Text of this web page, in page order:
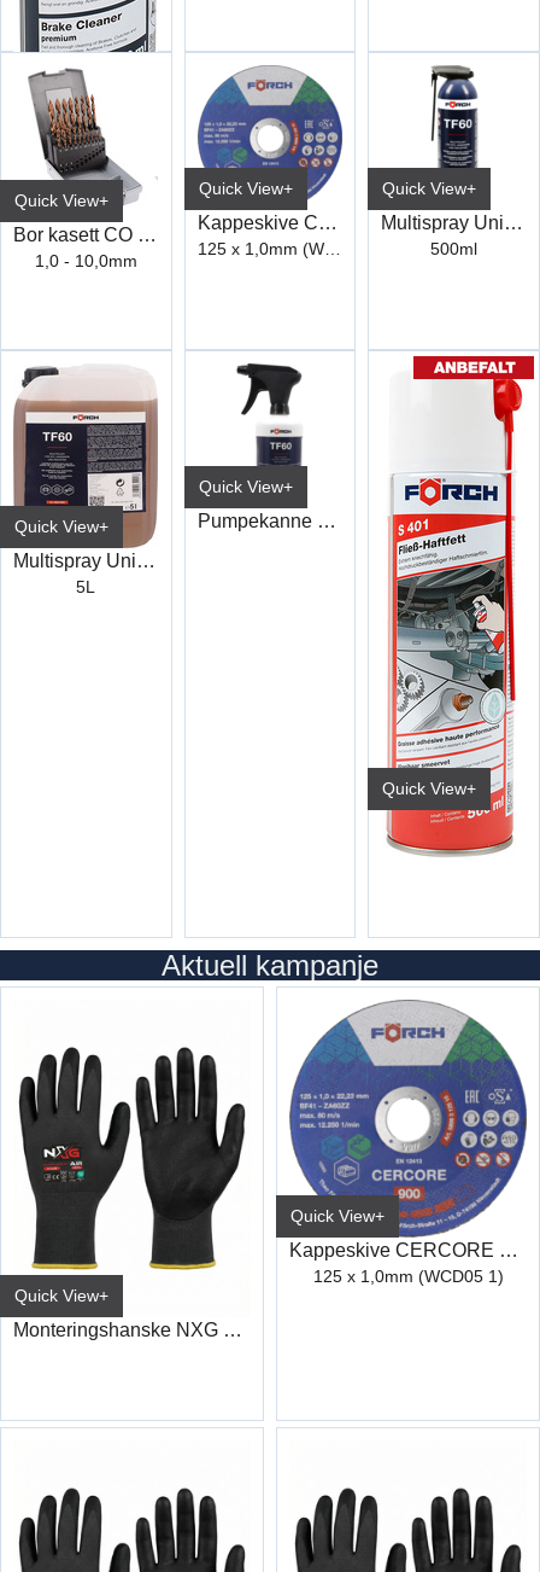
Quick View+
Bor kasett CO 5% Step-Tech
1,0 - 10,0mm
Quick View+
Kappeskive CERCORE 900 stål/inox
125 x 1,0mm (WCD05 1)
Quick View+
Multispray Universal TF60
500ml
Quick View+
Multispray Universal TF60
5L
Quick View+
Pumpekanne 500ml TF60
Quick View+
Heftefett S401 500Ml
6506 5550
Aktuell kampanje
Quick View+
Monteringshanske NXG Nitrile 5230
Quick View+
Kappeskive CERCORE 900 stål/inox
125 x 1,0mm (WCD05 1)